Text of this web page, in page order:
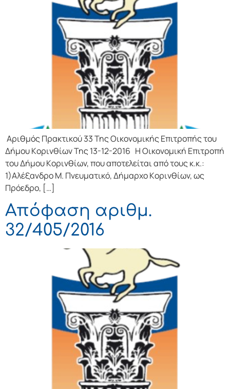
Αριθμός Πρακτικού 33 Της Οικονομικής Επιτρoπής τoυ
Δήμoυ Κoριvθίωv Της 13-12-2016 Η Οικονομική Επιτρoπή
τoυ Δήμoυ Κoριvθίωv, πoυ απoτελείται από τoυς κ.κ.:
1)Αλέξανδρο Μ. Πνευματικό, Δήμαρχo Κoριvθίωv, ως
Πρόεδρo, […]
Απόφαση αριθμ.
32/405/2016